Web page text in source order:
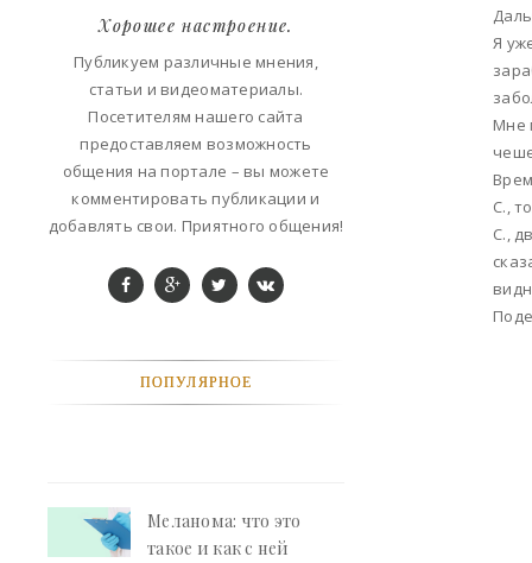
Я
Мне
С.,
С.,
Хорошее настроение.
Публикуем различные мнения,
статьи и видеоматериалы.
Посетителям нашего сайта
предоставляем возможность
общения на портале – вы можете
комментировать публикации и
добавлять свои. Приятного общения!
ПОПУЛЯРНОЕ
Меланома: что это
такое и как с ней